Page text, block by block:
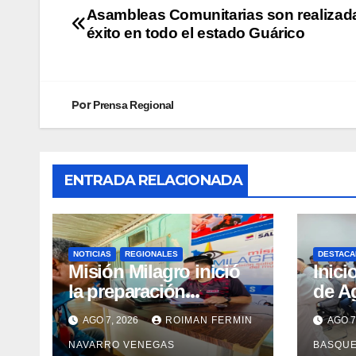
Asambleas Comunitarias son
éxito en todo el estado Guárico
PorPrensa Regional
ENTRADA RELACIONADA
NOTICIAS REGIONALES
Misión Milagro inició
la preparación
preoperatoria de
cataratas en Cojedes
AGO 7, 2026 ROIMAN FERMIN
NAVARRO VENEGAS
de
AGO